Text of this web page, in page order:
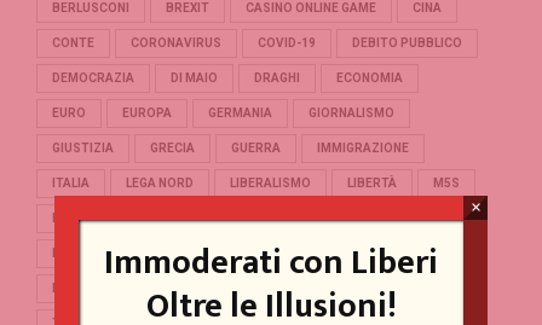
BERLUSCONI BREXIT CASINO ONLINE GAME CINA
CONTE CORONAVIRUS COVID-19 DEBITO PUBBLICO
DEMOCRAZIA DI MAIO DRAGHI ECONOMIA
EURO EUROPA GERMANIA GIORNALISMO
GIUSTIZIA GRECIA GUERRA IMMIGRAZIONE
ITALIA LEGA NORD LIBERALISMO LIBERTÀ M5S
MERKEL OCCIDENTE PD POLITICA POPULISMO
REFERENDUM RENZI REPUBBLICA
SALVINI SCUOLA STORIA TERRORISMO
Immoderati con Liberi
Oltre le Illusioni!
×